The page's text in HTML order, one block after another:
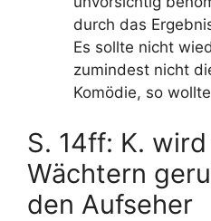
durch das
Es sollte nicht
zumindest nicht
Komödie, so
S. 14ff: K.
Wächtern
den Aufseher